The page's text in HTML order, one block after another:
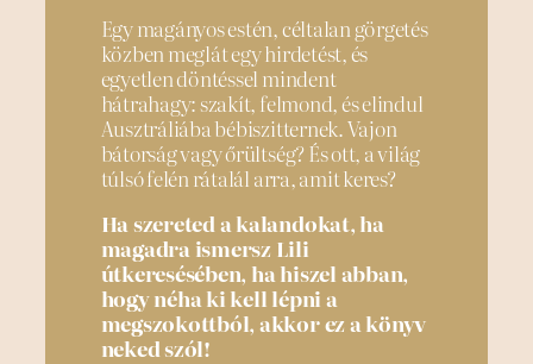
Egy magányos estén, céltalan görgetés
közben meglát egy hirdetést, és
egyetlen döntéssel mindent
hátrahagy: szakít, felmond, és elindul
Ausztráliába bébiszitternek. Vajon
bátorság vagy őrültség? És ott, a világ
túlsó felén rátalál arra, amit keres?
Ha szereted a kalandokat, ha
magadra ismersz Lili
útkeresésében, ha hiszel abban,
hogy néha ki kell lépni a
megszokottból, akkor ez a könyv
neked szól!